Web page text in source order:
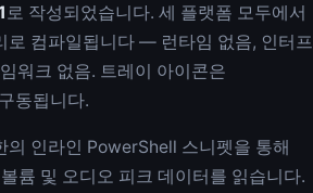
로 작성되었습니다. 세 플랫폼 모두에서
로 컴파일됩니다 — 런타임 없음, 인터프
워크 없음. 트레이 아이콘은
동됩니다.
인라인 PowerShell 스니펫을 통해
륨 및 오디오 피크 데이터를 읽습니다.